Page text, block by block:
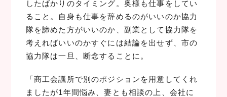
したばかりのタイミング。奥様も仕事をしてい
ること。自身も仕事を辞めるのがいいのか協力
隊を諦めた方がいいのか、副業として協力隊を
考えればいいのかすぐには結論を出せず、市の
協力隊は一旦、断念することに。
「商工会議所で別のポジションを用意してくれ
ましたが1年間悩み、妻とも相談の上、会社に